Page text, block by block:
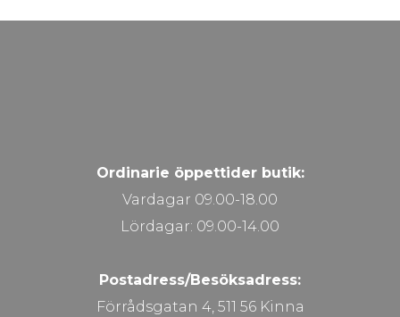
Ordinarie öppettider butik:
Vardagar 09.00-18.00
Lördagar: 09.00-14.00
Postadress/Besöksadress:
Förrådsgatan 4, 511 56 Kinna